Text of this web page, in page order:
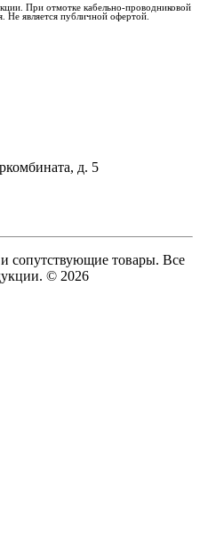
При отмотке кабельно-проводниковой
Не является публичной офертой.
д. 5
сопутствующие товары. Все
© 2026